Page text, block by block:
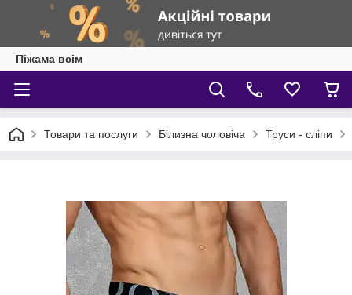
Піжама всім
Товари та послуги Білизна чоловіча Труси - сліпи